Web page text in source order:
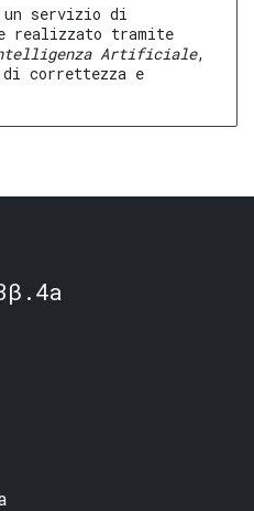
un servizio di
realizzato tramite
Artificiale,
di correttezza e